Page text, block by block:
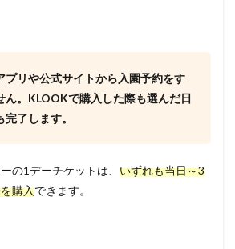
リや公式サイトから入園予約をす
ん。KLOOKで購入した際も選んだ日
了します。
の1デーチケットは、 いずれも当日～3
購入できます。